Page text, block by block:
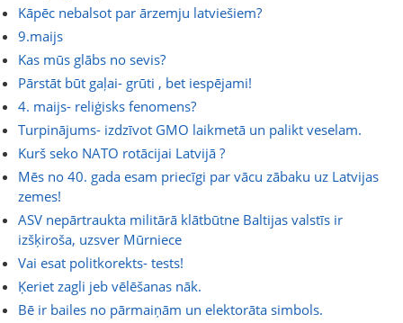
Kāpēc nebalsot par ārzemju latviešiem?
9.maijs
Kas mūs glābs no sevis?
Pārstāt būt gaļai- grūti , bet iespējami!
4. maijs- reliģisks fenomens?
Turpinājums- izdzīvot GMO laikmetā un palikt veselam.
Kurš seko NATO rotācijai Latvijā ?
Mēs no 40. gada esam priecīgi par vācu zābaku uz Latvijas
zemes!
ASV nepārtraukta militārā klātbūtne Baltijas valstīs ir
izšķiroša, uzsver Mūrniece
Vai esat politkorekts- tests!
Ķeriet zagli jeb vēlēšanas nāk.
Bē ir bailes no pārmaiņām un elektorāta simbols.